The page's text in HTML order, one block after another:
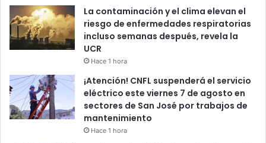
La contaminación y el clima elevan el
riesgo de enfermedades respiratorias
incluso semanas después, revela la
UCR
Hace 1 hora
¡Atención! CNFL suspenderá el servicio
eléctrico este viernes 7 de agosto en
sectores de San José por trabajos de
mantenimiento
Hace 1 hora